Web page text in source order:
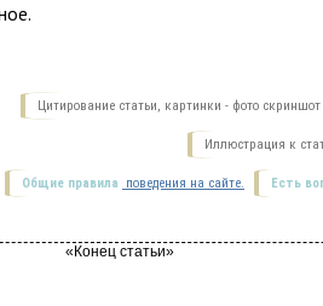
Цитирование статьи, картинки - фото скриншот
Иллюстрация к
Есть
Общие правила поведения на сайте.